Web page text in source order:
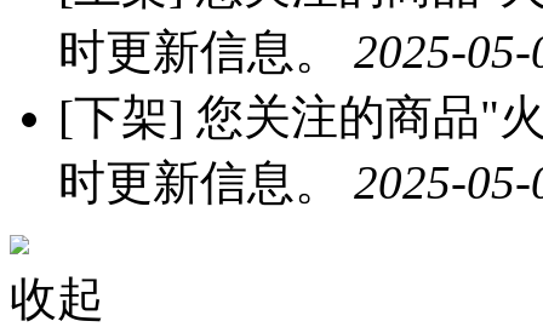
时更新信息。 2025-
[下架] 您关注的商品"
时更新信息。 2025-
收起